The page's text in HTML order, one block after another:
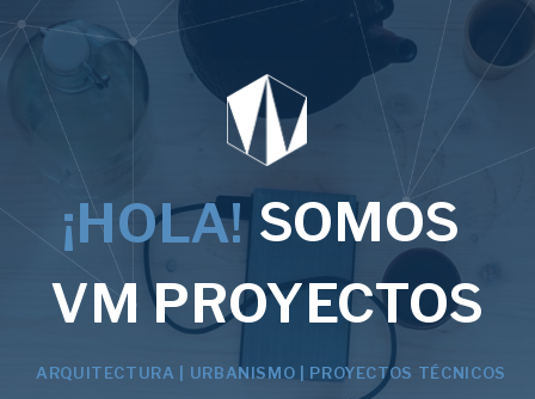
VM PROYECTOS
¡HOLA! SOMOS
ARQUITECTURA | URBANISMO | PROYECTOS TÉCNICOS